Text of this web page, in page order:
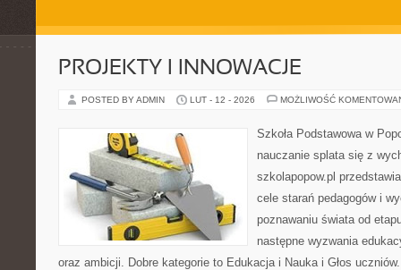
PROJEKTY I INNOWACJE
POSTED BY ADMIN LUT - 12 - 2026 MOŻLIWOŚĆ
Szkoła Podstawowa w
nauczanie splata się z
szkolapopow.pl
cele starań pedagogów i
poznawaniu świata od
następne wyzwania
oraz ambicji. Dobre kategorie to Edukacja i Nauka i Głos